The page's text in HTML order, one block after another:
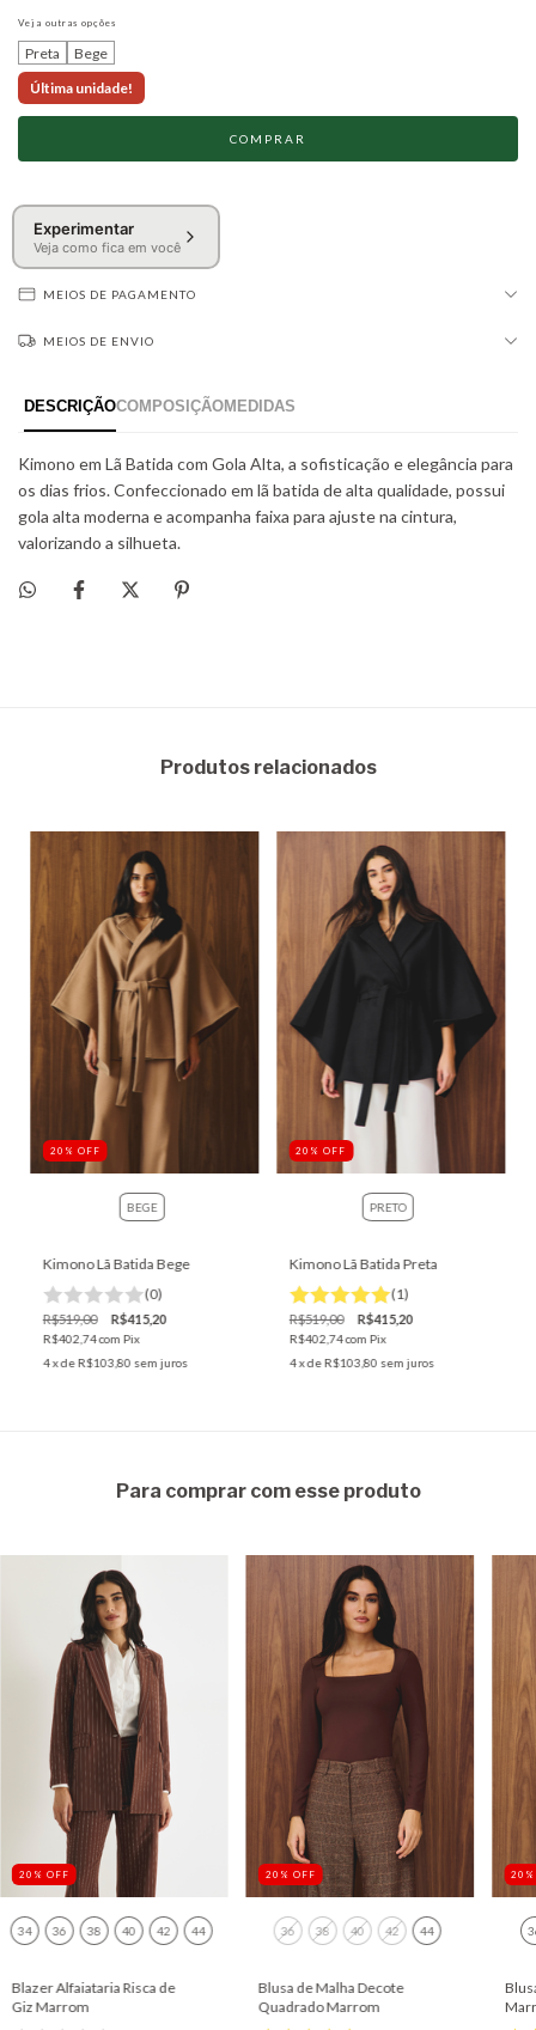
Veja outras opções
Preta
Bege
Última unidade!
Experimentar
Veja como fica em você
MEIOS DE PAGAMENTO
MEIOS DE ENVIO
Produtos relacionados
20 % OFF
BEGE
Kimono Lã Batida Bege
(0)
R$519,00 R$415,20
R$402,74com Pix
4x deR$103,80 sem juros
20 %OFF
PRETO
Kimono Lã Batida Preta
(1)
R$519,00 R$415,20
R$402,74com Pix
4 x deR$103,80 sem juros
Para comprar com esse produto
20 % OFF
34 36 38 40 42 44
Blazer Alfaiataria Risca de
Giz Marrom
20 % OFF
36 38 40 42 44
Blusa de Malha Decote
Quadrado Marrom
20